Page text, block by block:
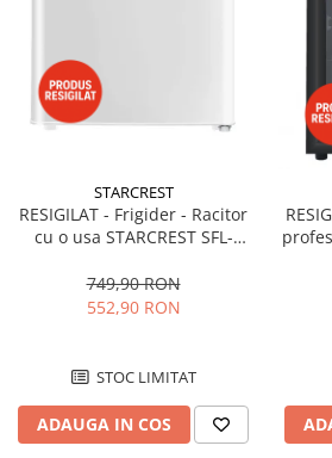
STARCREST
RESIGILAT - Frigider - Racitor
cu o usa STARCREST SFL-
92L, Iluminare interioara,H 83
cm, Alb
749,90 RON
552,90 RON
STOC LIMITAT
ADAUGA IN COS